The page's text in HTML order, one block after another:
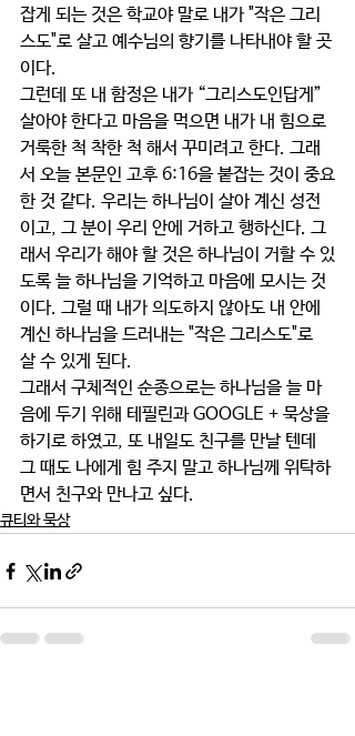
잡게 되는 것은 학교야 말로 내가 "작은 그리
스도"로 살고 예수님의 향기를 나타내야 할 곳
이다.
그런데 또 내 함정은 내가 “그리스도인답게”
살아야 한다고 마음을 먹으면 내가 내 힘으로
거룩한 척 착한 척 해서 꾸미려고 한다. 그래
서 오늘 본문인 고후 6:16을 붙잡는 것이 중요
한 것 같다. 우리는 하나님이 살아 계신 성전
이고, 그 분이 우리 안에 거하고 행하신다. 그
래서 우리가 해야 할 것은 하나님이 거할 수 있
도록 늘 하나님을 기억하고 마음에 모시는 것
이다. 그럴 때 내가 의도하지 않아도 내 안에
계신 하나님을 드러내는 "작은 그리스도"로
살 수 있게 된다.
그래서 구체적인 순종으로는 하나님을 늘 마
음에 두기 위해 테필린과 GOOGLE + 묵상을
하기로 하였고, 또 내일도 친구를 만날 텐데
그 때도 나에게 힘 주지 말고 하나님께 위탁하
면서 친구와 만나고 싶다.
큐티와 묵상